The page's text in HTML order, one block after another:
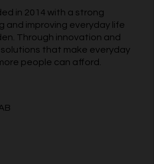
in 2014 with a strong
and improving everyday life
Through innovation and
that make everyday
people can afford.